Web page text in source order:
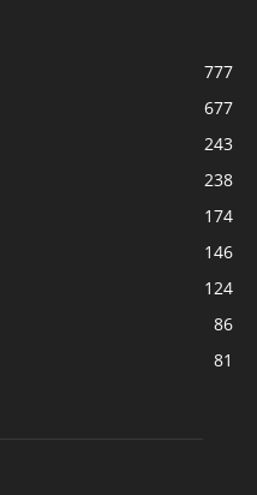
777
677
243
238
174
146
124
86
81